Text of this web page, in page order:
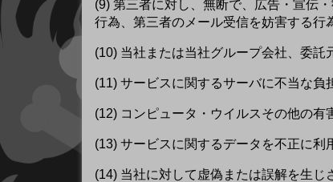
(9) 第三者に対し、無断で、広告・宣伝
行為、第三者のメール受信を妨害する
(10) 当社または当社グループ会社、委
(11) サービスに関するサーバに不当な
(12) コンピュータ・ウイルスその他の
(13) サービスに関するデータを不正に利
(14) 当社に対して虚偽または誤解を生じ